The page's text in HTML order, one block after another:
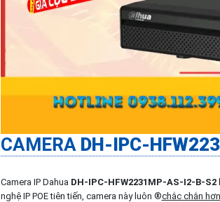
CAMERA DH-IPC-
Camera IP Dahua DH-IPC-HFW2231MP-AS-I2-B-S2
nghệ IP POE tiên tiến, camera này luôn ®️chắc chắn hơn